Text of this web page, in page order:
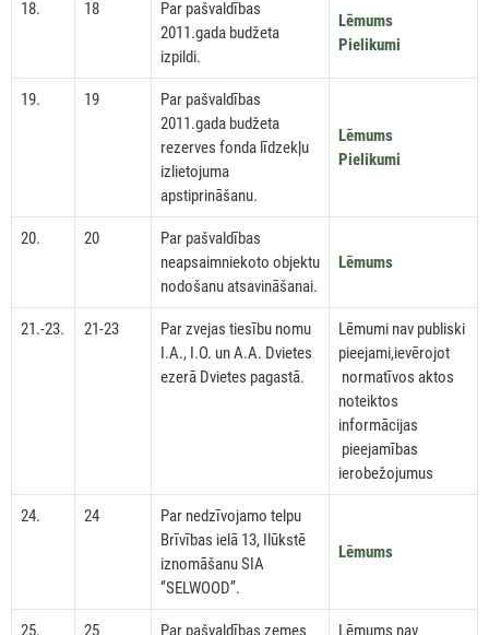
18. 18
Par pašvaldības
2011.gada budžeta
izpildi.
Lēmums
Pielikumi
19. 19
Par pašvaldības
2011.gada budžeta
rezerves fonda līdzekļu
izlietojuma
apstiprināšanu.
Lēmums
Pielikumi
20. 20
Par pašvaldības
neapsaimniekoto objektu
nodošanu atsavināšanai.
Lēmums
21.-23. 21-23
Par zvejas tiesību nomu
I.A., I.O. un A.A. Dvietes
ezerā Dvietes pagastā.
Lēmumi nav publiski
pieejami,ievērojot
normatīvos aktos
noteiktos
informācijas
pieejamības
ierobežojumus
24. 24
Par nedzīvojamo telpu
Brīvības ielā 13, Ilūkstē
iznomāšanu SIA
‘’SELWOOD’’.
Lēmums
25. 25 Par pašvaldības zemes Lēmums nav